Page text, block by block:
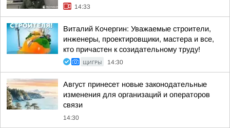
14:33
Виталий Кочергин: Уважаемые строители,
инженеры, проектировщики, мастера и все,
кто причастен к созидательному труду!
ЩИГРЫ 14:30
Август принесет новые законодательные
изменения для организаций и операторов
связи
14:30